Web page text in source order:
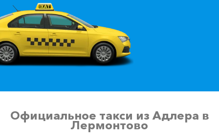
Официальное такси из Адлера в
Лермонтово